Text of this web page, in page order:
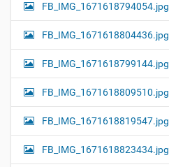
FB_IMG_1671618794054.jpg
FB_IMG_1671618804436.jpg
FB_IMG_1671618799144.jpg
FB_IMG_1671618809510.jpg
FB_IMG_1671618819547.jpg
FB_IMG_1671618823434.jpg